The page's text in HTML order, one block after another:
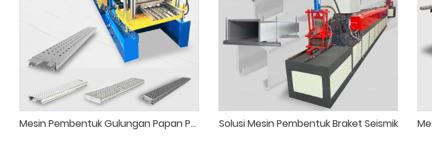
Mesin Pembentuk Gulungan Papan Perancah Solusi Mesin Pembentuk Braket Seismik